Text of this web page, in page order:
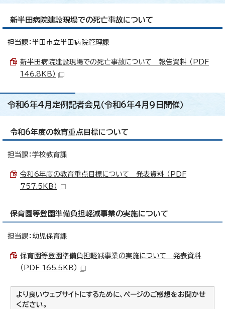
新半田病院建設現場での死亡事故について
担当課：半田市立半田病院管理課
新半田病院建設現場での死亡事故について 報告資料 （PDF
146.8KB）
令和6年4月定例記者会見（令和6年4月9日開催）
令和6年度の教育重点目標について
担当課：学校教育課
令和6年度の教育重点目標について 発表資料 （PDF
757.5KB）
保育園等登園準備負担軽減事業の実施について
担当課：幼児保育課
保育園等登園準備負担軽減事業の実施について 発表資料
（PDF 165.5KB）
より良いウェブサイトにするために、ページのご感想をお聞かせ
ください。